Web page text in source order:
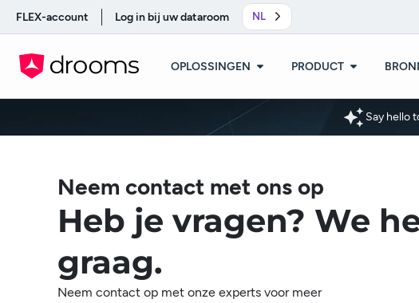
FLEX-account Log in bij uw dataroom NL
OPLOSSINGEN PRODUCT
Say hello
Neem contact met ons op
Heb je vragen? We
graag.
Neem contact op met onze experts voor meer